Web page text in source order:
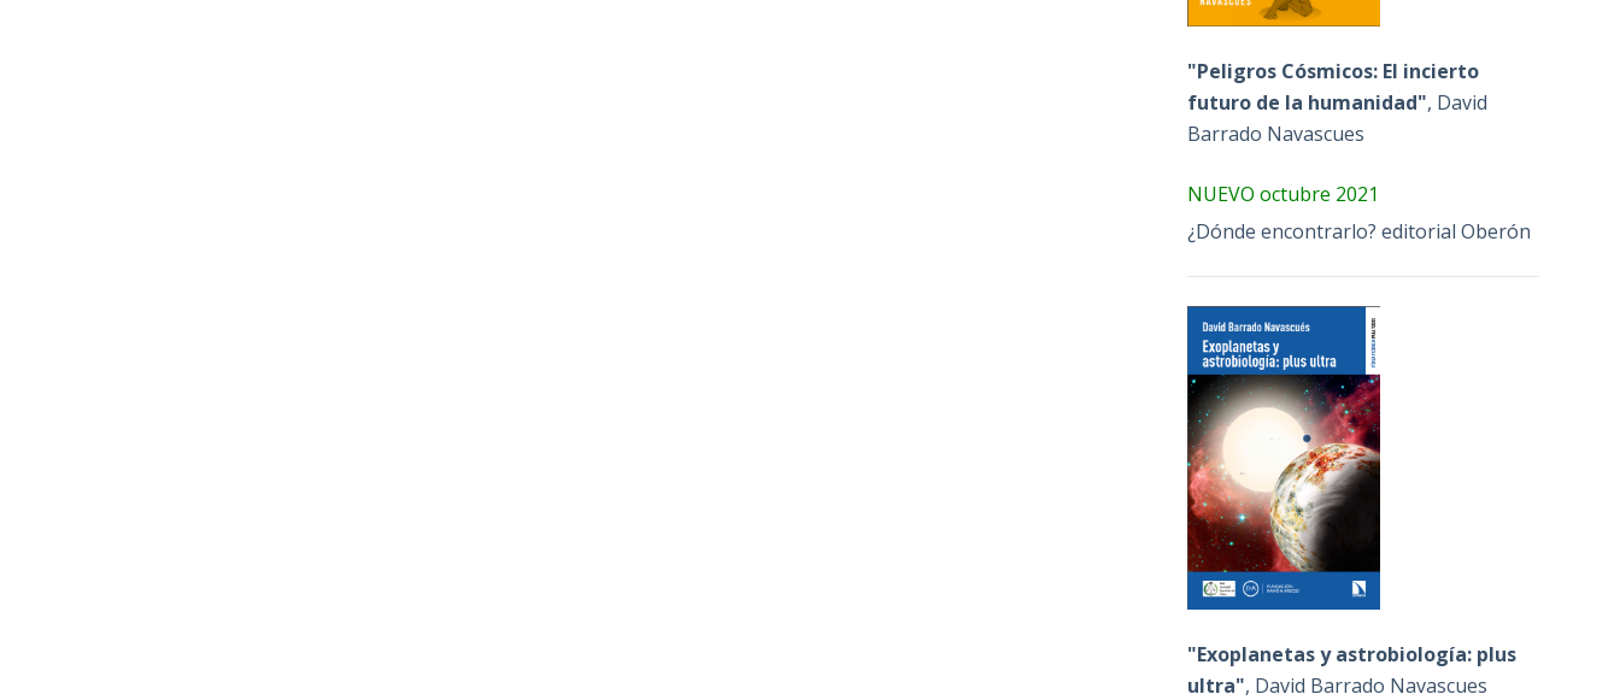
"Peligros Cósmicos: El incierto
futuro de la humanidad", David
Barrado Navascues
NUEVO octubre 2021
¿Dónde encontrarlo? editorial Oberón
"Exoplanetas y astrobiología: plus
ultra", David Barrado Navascues